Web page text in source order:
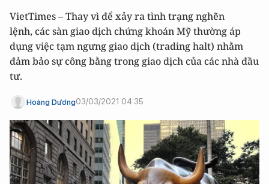
VietTimes – Thay vì để xảy ra tình trạng nghẽn
lệnh, các sàn giao dịch chứng khoán Mỹ thường áp
dụng việc tạm ngưng giao dịch (trading halt) nhằm
đảm bảo sự công bằng trong giao dịch của các nhà đầu
tư.
Hoàng Dương03/03/2021 04:35